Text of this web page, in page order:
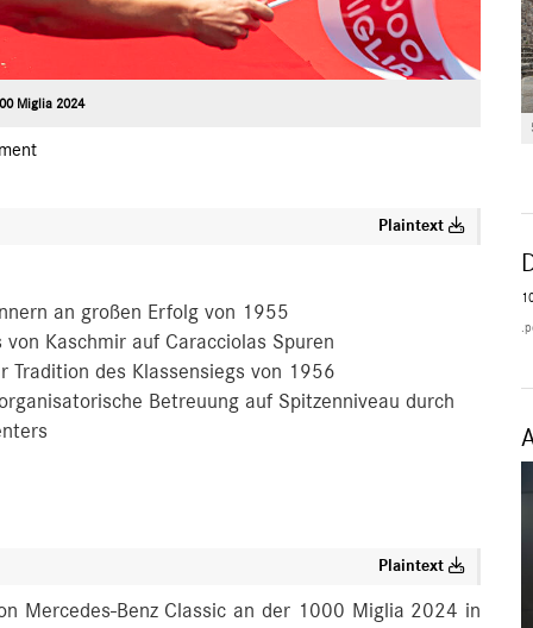
Miglia 2024
Plaintext
an großen Erfolg von 1955
Kaschmir auf Caracciolas Spuren
Tradition des Klassensiegs von 1956
Betreuung auf Spitzenniveau durch
Plaintext
Mercedes-Benz Classic an der 1000 Miglia 2024 in